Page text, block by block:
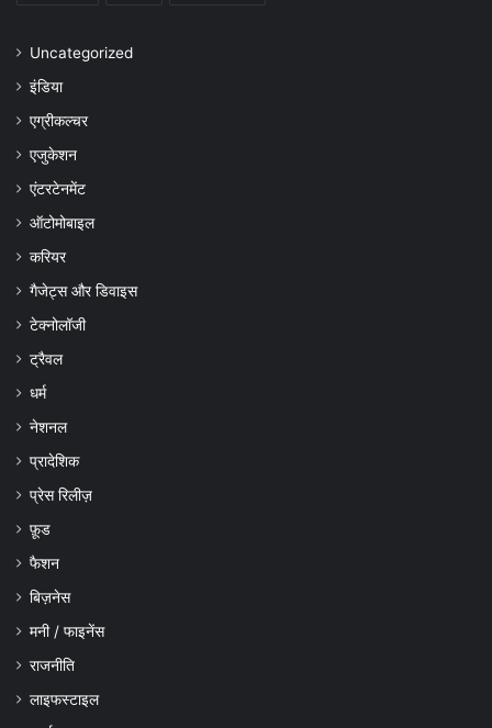
Uncategorized
इंडिया
एग्रीकल्चर
एजुकेशन
एंटरटेनमेंट
ऑटोमोबाइल
करियर
गैजेट्स और डिवाइस
टेक्नोलॉजी
ट्रैवल
धर्म
नेशनल
प्रादेशिक
प्रेस रिलीज़
फ़ूड
फैशन
बिज़नेस
मनी / फाइनेंस
राजनीति
लाइफस्टाइल